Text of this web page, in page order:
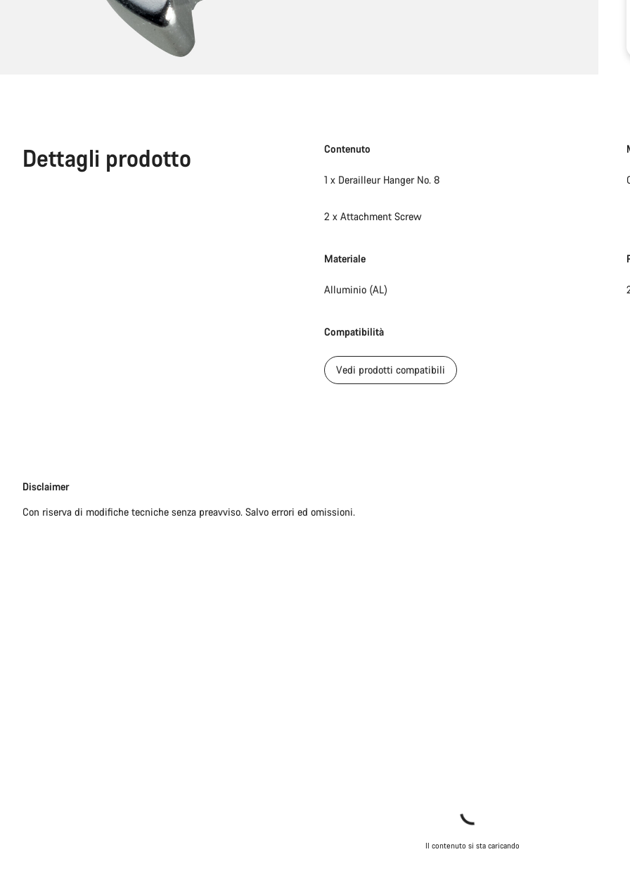
Dettagli prodotto Contenuto
1 x Derailleur Hanger No. 8
2 x Attachment Screw
Materiale
Alluminio (AL)
Compatibilità
Vedi prodotti compatibili
Disclaimer
Disclaimer
Con riserva di modifiche tecniche senza preavviso. Salvo errori ed omissioni.
Il contenuto si sta caricando